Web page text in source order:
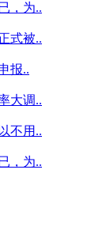
，为..
式被..
报..
大调..
不用..
，为..